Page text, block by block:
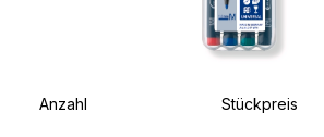
Anzahl Stückpreis